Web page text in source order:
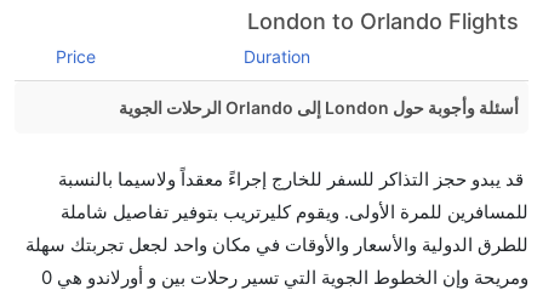
London to Orlando Flights
Duration
Price
أسئلة وأجوبة حول London إلى Orlando الرحلات الجوية
إلىأورلاندو مما تستغرقه الخطوط الجوية الأخرى؟
نعم. توفر كل من أسرع رحلات الطيران على هذا الطريق،
هل توفر شركات الطيران مساحة إضافية للنوم؟
قد يبدو حجز التذاكر للسفر للخارج إجراءً معقداً ولاسيما بالنسبة
للمسافرين للمرة الأولى. ويقوم كليرتريب بتوفير تفاصيل شاملة
للطرق الدولية والأسعار والأوقات في مكان واحد لجعل تجربتك سهلة
ومريحة وإن الخطوط الجوية التي تسير رحلات بين و أورلاندو هي 0